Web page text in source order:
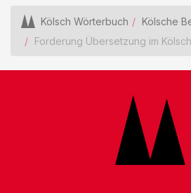
Kölsch Wörterbuch
Kölsche
Forderung Übersetzung im